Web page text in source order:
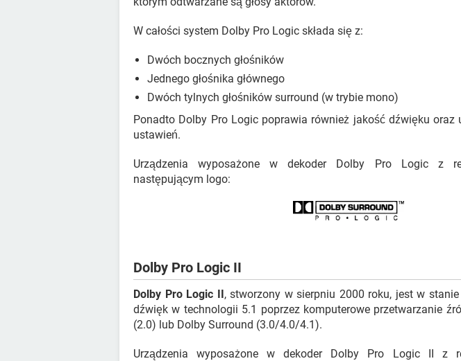
W całości system Dolby Pro Logic składa się z:
Dwóch bocznych głośników
Jednego głośnika głównego
Dwóch tylnych głośników surround (w trybie mono)
Ponadto Dolby Pro Logic poprawia również jakość dźwięku oraz
ustawień.
Urządzenia wyposażone w dekoder Dolby Pro Logic z
następującym logo:
Dolby Pro Logic II
Dolby Pro Logic II, stworzony w sierpniu 2000 roku, jest w
dźwięk w technologii 5.1 poprzez komputerowe przetwarzanie
(2.0) lub Dolby Surround (3.0/4.0/4.1).
Urządzenia wyposażone w dekoder Dolby Pro Logic II z